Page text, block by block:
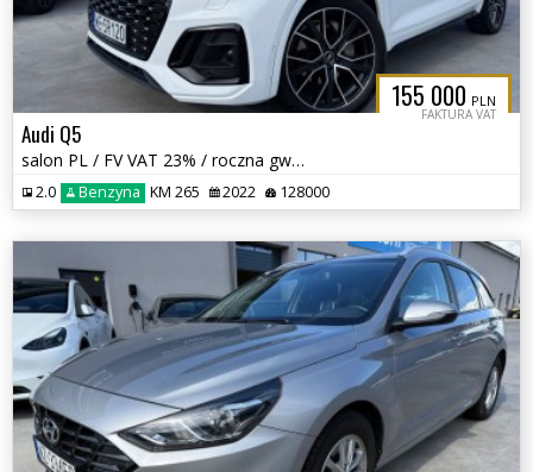
155 000 PLN
FAKTURA VAT
Audi Q5
salon PL / FV VAT 23% / roczna gwarancja / panorama / Matrix /
2.0 Benzyna KM 265 2022 128000